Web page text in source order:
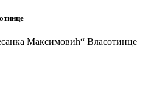
Максимовић“ Власотинце